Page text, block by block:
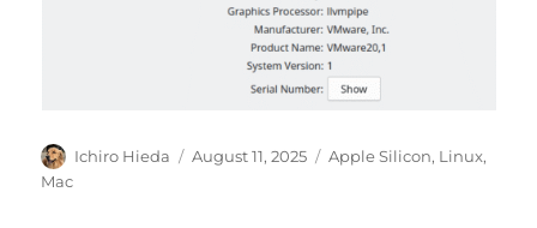
Author
Ichiro Hieda
Posted
August 11, 2025 Categories
Apple Silicon, Linux,
Mac